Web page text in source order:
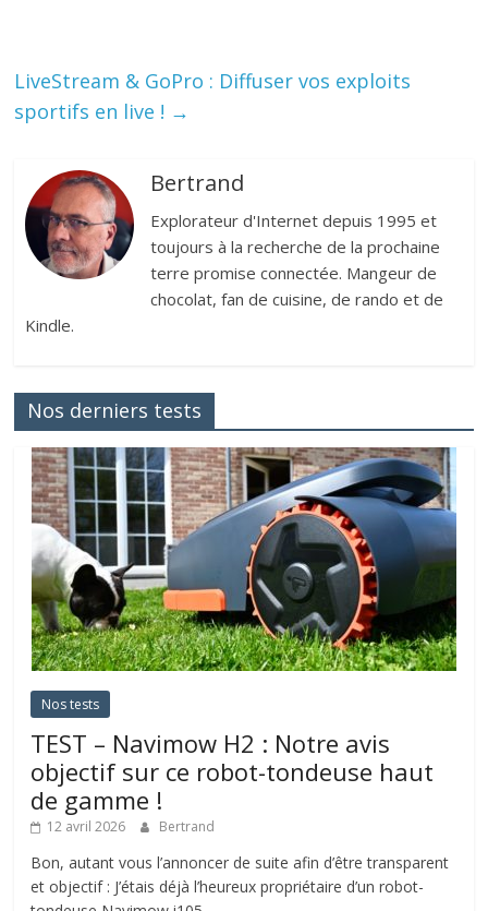
LiveStream & GoPro : Diffuser vos exploits
sportifs en live ! →
Bertrand
Explorateur d'Internet depuis 1995 et
toujours à la recherche de la prochaine
terre promise connectée. Mangeur de
chocolat, fan de cuisine, de rando et de
Kindle.
Nos derniers tests
Nos tests
TEST – Navimow H2 : Notre avis
objectif sur ce robot-tondeuse haut
de gamme !
12 avril 2026 Bertrand
Bon, autant vous l’annoncer de suite afin d’être transparent
et objectif : J’étais déjà l’heureux propriétaire d’un robot-